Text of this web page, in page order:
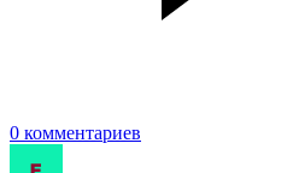
0 комментариев